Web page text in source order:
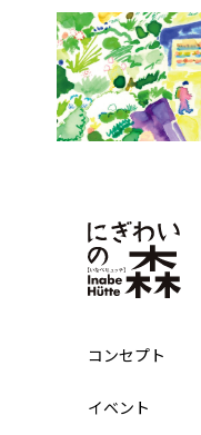
コンセプト
イベント